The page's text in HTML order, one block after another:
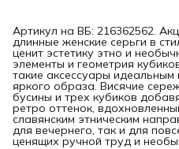
Артикул на ВБ: 216362562.
длинные женские серьги в
ценит эстетику этно и
элементы и геометрия
такие аксессуары
яркого образа. Висячие
бусины и трех кубиков
ретро оттенок,
славянским этническим
для вечернего, так и для
ценящих ручной труд и